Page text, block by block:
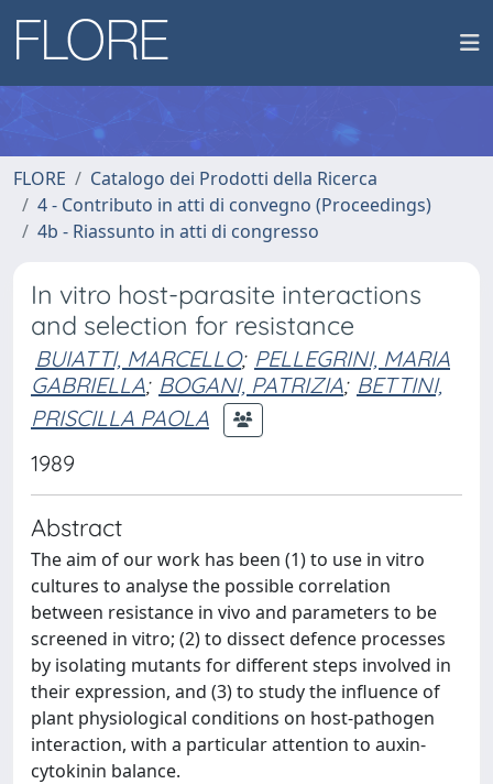
FLORE
Catalogo dei Prodotti della Ricerca
4 - Contributo in atti di convegno (Proceedings)
4b - Riassunto in atti di congresso
In vitro host-parasite interactions
and selection for resistance
BUIATTI, MARCELLO; PELLEGRINI, MARIA
GABRIELLA; BOGANI, PATRIZIA; BETTINI,
PRISCILLA PAOLA
1989
Abstract
The aim of our work has been (1) to use in vitro
cultures to analyse the possible correlation
between resistance in vivo and parameters to be
screened in vitro; (2) to dissect defence processes
by isolating mutants for different steps involved in
their expression, and (3) to study the influence of
plant physiological conditions on host-pathogen
interaction, with a particular attention to auxin-
cytokinin balance.